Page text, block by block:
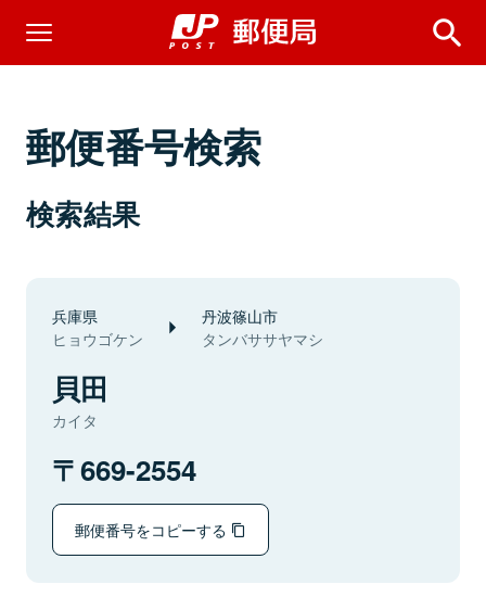
郵便番号検索
検索結果
兵庫県
ヒョウゴケン
丹波篠山市
タンバササヤマシ
貝田
カイタ
669-2554
郵便番号をコピーする